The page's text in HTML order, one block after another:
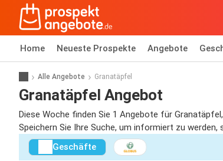
Home Neueste Prospekte Angebote
Alle Angebote Granatäpfel
Granatäpfel Angebot
Diese Woche finden Sie 1 Angebote für
Speichern Sie Ihre Suche, um informiert zu
Geschäfte